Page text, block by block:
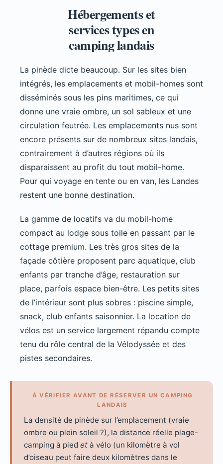
Hébergements et
services types en
camping landais
La pinède dicte beaucoup. Sur les sites bien
intégrés, les emplacements et mobil-homes sont
disséminés sous les pins maritimes, ce qui
donne une vraie ombre, un sol sableux et une
circulation feutrée. Les emplacements nus sont
encore présents sur de nombreux sites landais,
contrairement à d’autres régions où ils
disparaissent au profit du tout mobil-home.
Pour qui voyage en tente ou en van, les Landes
restent une bonne destination.
La gamme de locatifs va du mobil-home
compact au lodge sous toile en passant par le
cottage premium. Les très gros sites de la
façade côtière proposent parc aquatique, club
enfants par tranche d’âge, restauration sur
place, parfois espace bien-être. Les petits sites
de l’intérieur sont plus sobres : piscine simple,
snack, club enfants saisonnier. La location de
vélos est un service largement répandu compte
tenu du rôle central de la Vélodyssée et des
pistes secondaires.
À VÉRIFIER AVANT DE RÉSERVER UN CAMPING
LANDAIS
La densité de pinède sur l’emplacement (vraie
ombre ou plein soleil ?), la distance réelle plage-
camping à pied et à vélo (un kilomètre à vol
d’oiseau peut faire deux kilomètres dans le